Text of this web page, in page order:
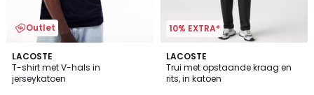
Outlet
LACOSTE
T-shirt met V-hals in
jerseykatoen
5
/
5
10% EXTRA*
LACOSTE
Trui met opstaande kraag en
rits, in katoen
2
Kleuren